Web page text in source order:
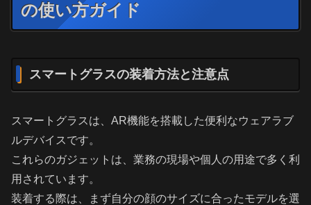
の使い方ガイド
スマートグラスの装着方法と注意点
スマートグラスは、AR機能を搭載した便利なウェアラブ
ルデバイスです。
これらのガジェットは、業務の現場や個人の用途で多く利
用されています。
装着する際は、まず自分の顔のサイズに合ったモデルを選